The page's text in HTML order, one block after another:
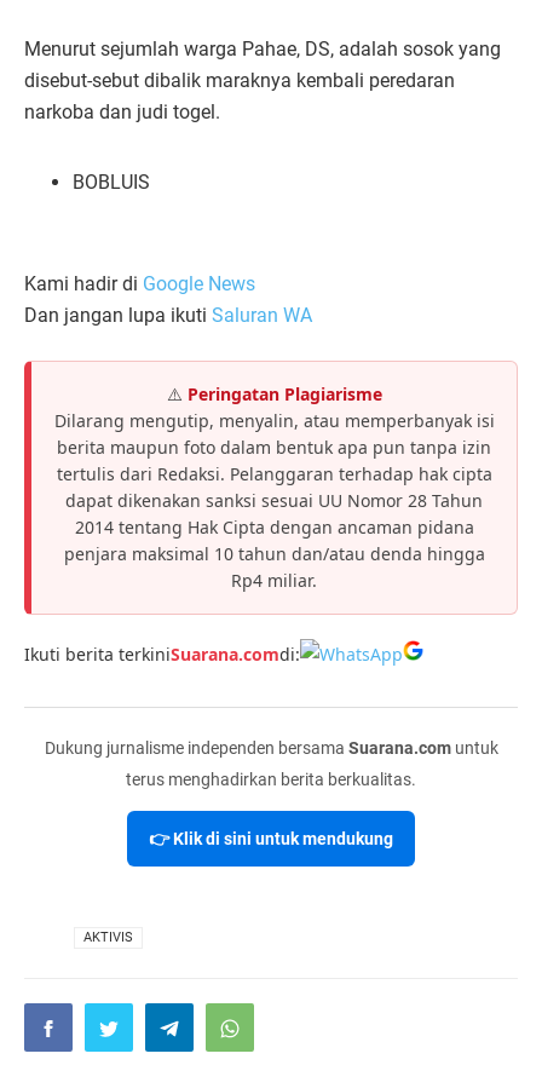
Menurut sejumlah warga Pahae, DS, adalah sosok yang
disebut-sebut dibalik maraknya kembali peredaran
narkoba dan judi togel.
BOBLUIS
Kami hadir di Google News
Dan jangan lupa ikuti Saluran WA
⚠️ Peringatan Plagiarisme
Dilarang mengutip, menyalin, atau memperbanyak isi
berita maupun foto dalam bentuk apa pun tanpa izin
tertulis dari Redaksi. Pelanggaran terhadap hak cipta
dapat dikenakan sanksi sesuai UU Nomor 28 Tahun
2014 tentang Hak Cipta dengan ancaman pidana
penjara maksimal 10 tahun dan/atau denda hingga
Rp4 miliar.
Ikuti berita terkiniSuarana.comdi:
Dukung jurnalisme independen bersama Suarana.comuntuk
terus menghadirkan berita berkualitas.
👉 Klik di sini untuk mendukung
AKTIVIS